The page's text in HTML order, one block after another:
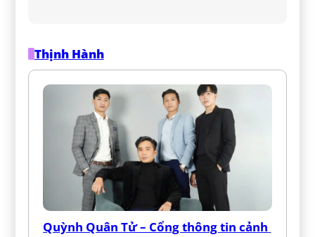
Thịnh Hành
Quỳnh Quân Tử – Cổng thông tin cảnh